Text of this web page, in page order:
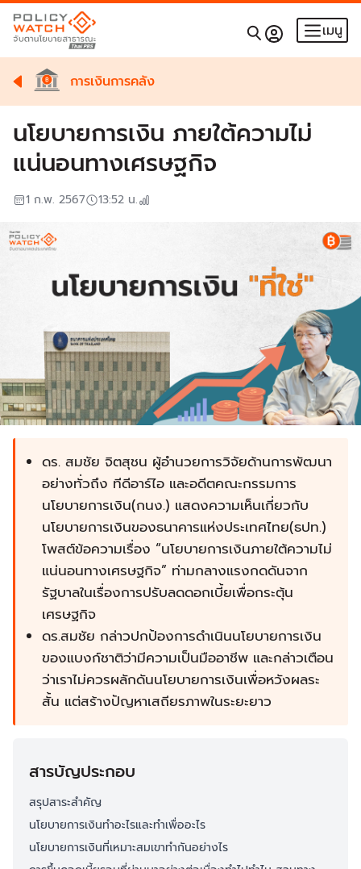
เมนู
การเงินการคลัง
นโยบายการเงิน ภายใต้ความไม่
แน่นอนทางเศรษฐกิจ
1 ก.พ. 2567 13:52 น.
ดร. สมชัย จิตสุชน ผู้อำนวยการวิจัยด้านการพัฒนา
อย่างทั่วถึง ทีดีอาร์ไอ และอดีตคณะกรรมการ
นโยบายการเงิน(กนง.) แสดงความเห็นเกี่ยวกับ
นโยบายการเงินของธนาคารแห่งประเทศไทย(ธปท.)
โพสต์ข้อความเรื่อง “นโยบายการเงินภายใต้ความไม่
แน่นอนทางเศรษฐกิจ” ท่ามกลางแรงกดดันจาก
รัฐบาลในเรื่องการปรับลดดอกเบี้ยเพื่อกระตุ้น
เศรษฐกิจ
ดร.สมชัย กล่าวปกป้องการดำเนินนโยบายการเงิน
ของแบงก์ชาติว่ามีความเป็นมืออาชีพ และกล่าวเตือน
ว่าเราไม่ควรผลักดันนโยบายการเงินเพื่อหวังผลระ
สั้น แต่สร้างปัญหาเสถียรภาพในระยะยาว
สารบัญประกอบ
สรุปสาระสำคัญ
นโยบายการเงินทำอะไรและทำเพื่ออะไร
นโยบายการเงินที่เหมาะสมเขาทำกันอย่างไร